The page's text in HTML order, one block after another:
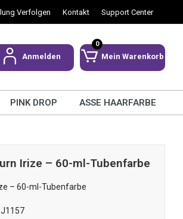
Verfolgen Kontakt Support Center
Anmelden
0
Mein Warenkorb
PINK DROP ASSE HAARFARBE
Irize – 60-ml-Tubenfarbe
– 60-ml-Tubenfarbe